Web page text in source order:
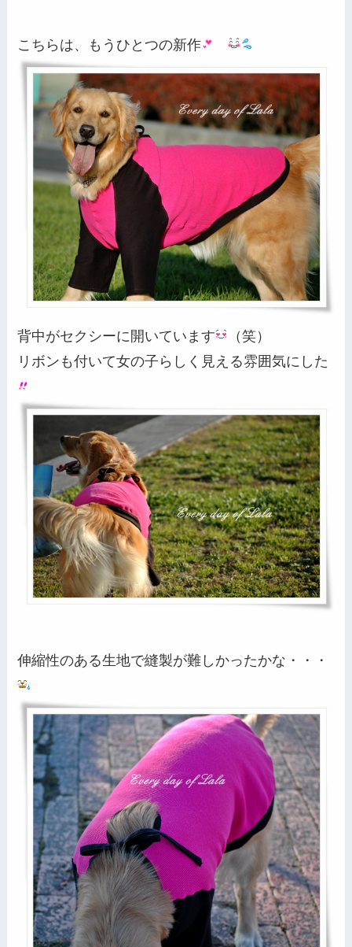
こちらは、もうひとつの新作
背中がセクシーに開いています
（笑）
リボンも付いて女の子らしく見える雰囲気にした
伸縮性のある生地で縫製が難しかったかな・・・